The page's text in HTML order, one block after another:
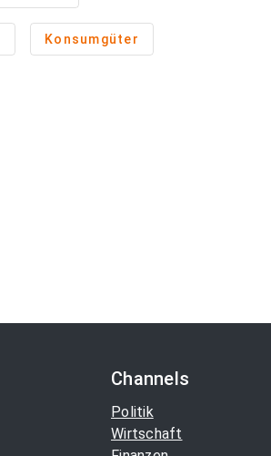
Konsumgüter
Channels
Politik
Wirtschaft